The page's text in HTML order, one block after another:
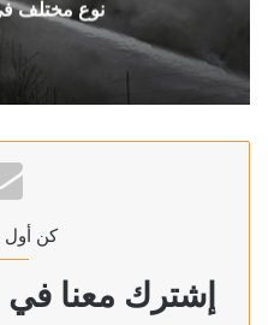
نوع مختلف
كن أول
إشترك معنا في